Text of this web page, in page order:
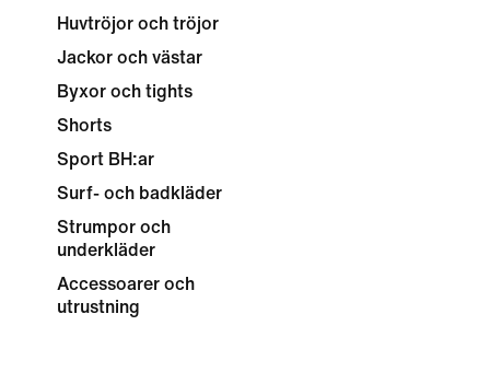
Huvtröjor och tröjor
Jackor och västar
Byxor och tights
Shorts
Sport BH:ar
Surf- och badkläder
Strumpor och
underkläder
Accessoarer och
utrustning